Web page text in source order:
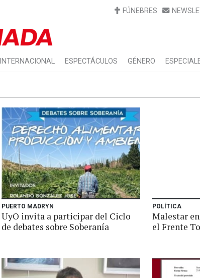
FÚNEBRES
INTERNACIONAL ESPECTÁCULOS GÉNERO
PUERTO MADRYN
UyO invita a participar del Ciclo
de debates sobre Soberanía
POLÍTICA
Malestar
el Frente